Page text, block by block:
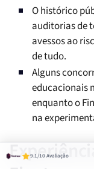
O histórico
auditorias de
avessos ao
de tudo.
Alguns
educacionais
enquanto o
na
9.1/10 Avaliação